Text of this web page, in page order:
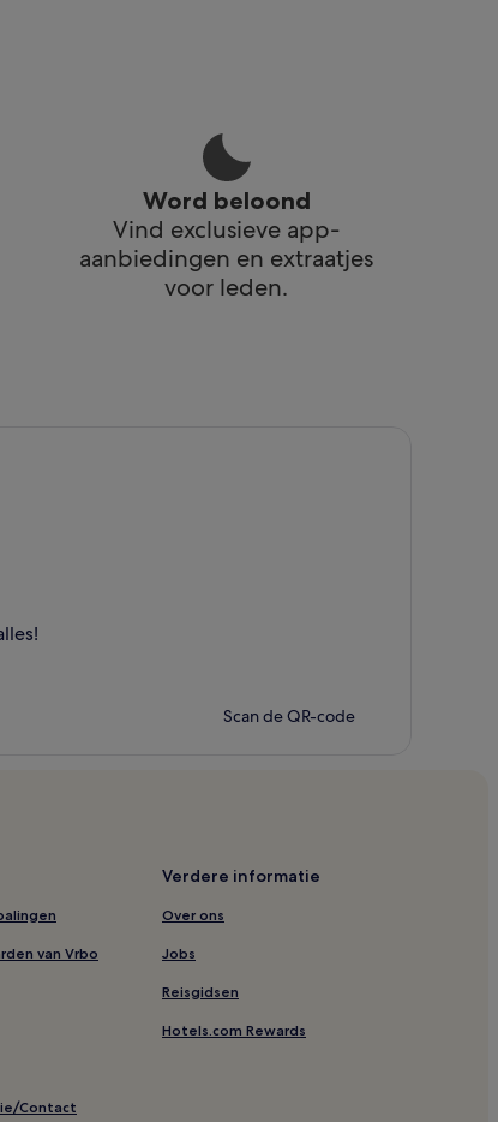
Word beloond
Vind exclusieve app-
aanbiedingen en extraatjes
voor leden.
Scan de QR-code
van Vrbo
Contact
Verdere informatie
Over ons
Jobs
Reisgidsen
Hotels.com Rewards